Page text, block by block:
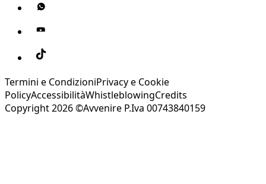
Termini e CondizioniPrivacy e Cookie
PolicyAccessibilitàWhistleblowingCredits
Copyright 2026 ©Avvenire P.Iva 00743840159